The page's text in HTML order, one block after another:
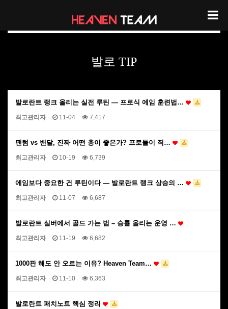
발로 TIP
발로란트 랭크 올리는 실전 루틴 — 프로식 에임 훈련법…
최고관리자 11-04 7,417
팬텀 vs 밴달, 진짜 어떤 총이 좋은가? 프로들이 직…
최고관리자 10-19 6,739
에임보다 중요한 건 루틴이다 — 발로란트 랭크 상승의 …
최고관리자 11-07 6,687
발로란트 실버에서 골드 가는 법 – 승률 올리는 운영 …
최고관리자 11-19 6,682
1000판 해도 안 오르는 이유? Heaven Team…
최고관리자 11-10 6,363
발로란트 패치노트 핵심 정리